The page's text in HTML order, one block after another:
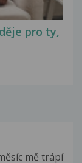
pro ty,
mě trápí